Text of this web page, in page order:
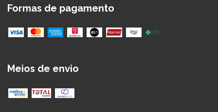
Formas de pagamento
Meios de envio